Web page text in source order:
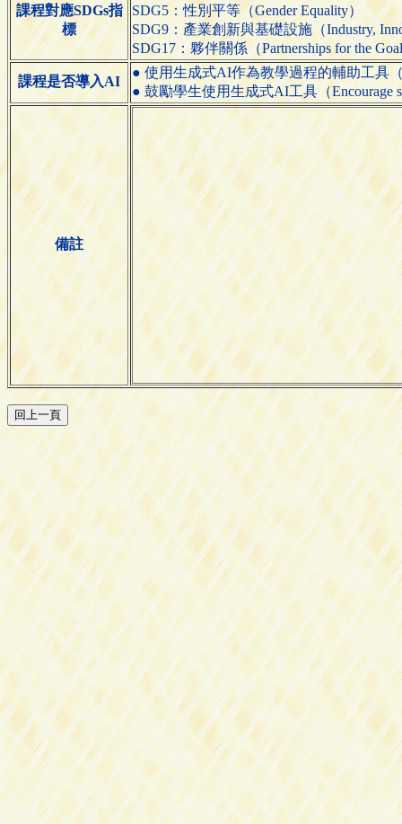
課程對應SDGs指
標
SDG5：性別平等（Gender Equality）
SDG9：產業創新與基礎設施（Industry,
SDG17：夥伴關係（Partnerships for the
課程是否導入AI
● 使用生成式AI作為教學過程的輔助工具（
● 鼓勵學生使用生成式AI工具（Encourage
備註